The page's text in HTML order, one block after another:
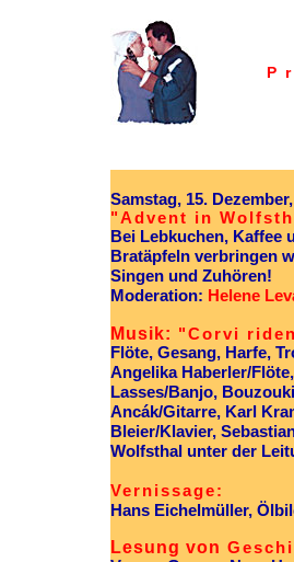
Samstag, 15.
"Advent in
Bei Lebkuchen, Kaffee
Bratäpfeln verbringen
Singen und Zuhören!
Moderation: Helene
Musik: "Corvi
Flöte, Gesang, Harfe,
Angelika Haberler/
Lasses/Banjo,
Ancák/Gitarre, Karl
Bleier/Klavier,
Wolfsthal unter der
Vernissage:
Hans Eichelmüller,
Lesung von